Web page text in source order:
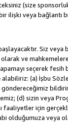
(size sponsorluk
ilişki veya bağlantı
Siz
ve
seçerek
(a) İşbu
sizin veya
faaliyetler için
veya